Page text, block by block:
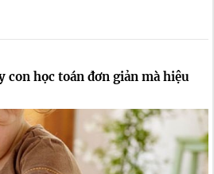
con học toán đơn giản mà hiệu